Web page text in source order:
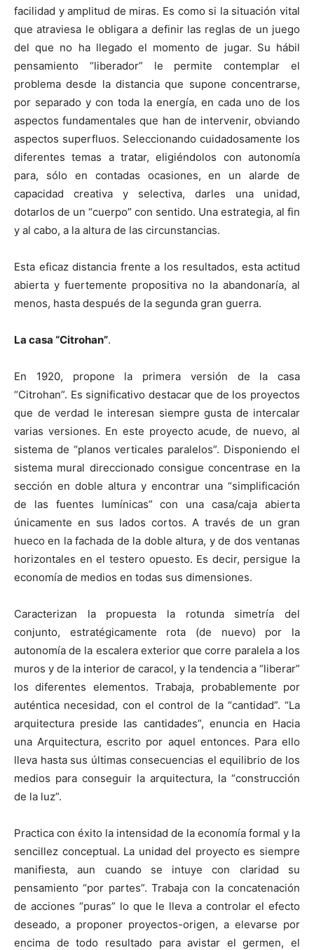
facilidad y amplitud de miras. Es como si la situación vital
que atraviesa le obligara a definir las reglas de un juego
del que no ha llegado el momento de jugar. Su hábil
pensamiento “liberador” le permite contemplar el
problema desde la distancia que supone concentrarse,
por separado y con toda la energía, en cada uno de los
aspectos fundamentales que han de intervenir, obviando
aspectos superfluos. Seleccionando cuidadosamente los
diferentes temas a tratar, eligiéndolos con autonomía
para, sólo en contadas ocasiones, en un alarde de
capacidad creativa y selectiva, darles una unidad,
dotarlos de un “cuerpo” con sentido. Una estrategia, al fin
y al cabo, a la altura de las circunstancias.
Esta eficaz distancia frente a los resultados, esta actitud
abierta y fuertemente propositiva no la abandonaría, al
menos, hasta después de la segunda gran guerra.
La casa “Citrohan”.
En 1920, propone la primera versión de la casa
“Citrohan”. Es significativo destacar que de los proyectos
que de verdad le interesan siempre gusta de intercalar
varias versiones. En este proyecto acude, de nuevo, al
sistema de “planos verticales paralelos”. Disponiendo el
sistema mural direccionado consigue concentrase en la
sección en doble altura y encontrar una “simplificación
de las fuentes lumínicas” con una casa/caja abierta
únicamente en sus lados cortos. A través de un gran
hueco en la fachada de la doble altura, y de dos ventanas
horizontales en el testero opuesto. Es decir, persigue la
economía de medios en todas sus dimensiones.
Caracterizan la propuesta la rotunda simetría del
conjunto, estratégicamente rota (de nuevo) por la
autonomía de la escalera exterior que corre paralela a los
muros y de la interior de caracol, y la tendencia a “liberar”
los diferentes elementos. Trabaja, probablemente por
auténtica necesidad, con el control de la “cantidad”. “La
arquitectura preside las cantidades”, enuncia en Hacia
una Arquitectura, escrito por aquel entonces. Para ello
lleva hasta sus últimas consecuencias el equilibrio de los
medios para conseguir la arquitectura, la “construcción
de la luz”.
Practica con éxito la intensidad de la economía formal y la
sencillez conceptual. La unidad del proyecto es siempre
manifiesta, aun cuando se intuye con claridad su
pensamiento “por partes”. Trabaja con la concatenación
de acciones “puras” lo que le lleva a controlar el efecto
deseado, a proponer proyectos-origen, a elevarse por
encima de todo resultado para avistar el germen, el